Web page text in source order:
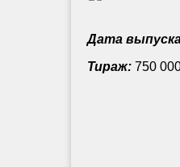
Дата
Тираж: 750